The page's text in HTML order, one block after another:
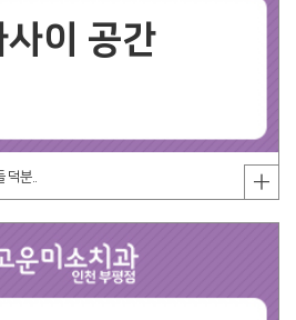
사이 공간
분..